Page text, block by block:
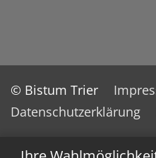
© Bistum Trier
Datenschutzerklärung